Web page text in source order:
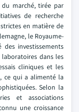
marché, tirée par
de recherche
en matière de
le Royaume-
investissements
dans les
cliniques et les
ce qui a alimenté la
Selon la
et associations
une croissance